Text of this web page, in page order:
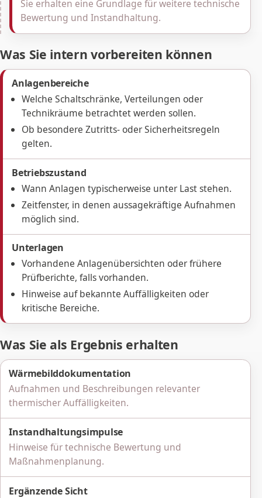
Sie erhalten eine Grundlage für weitere technische
Bewertung und Instandhaltung.
Was Sie intern vorbereiten können
Anlagenbereiche
Welche Schaltschränke, Verteilungen oder
Technikräume betrachtet werden sollen.
Ob besondere Zutritts- oder Sicherheitsregeln
gelten.
Betriebszustand
Wann Anlagen typischerweise unter Last stehen.
Zeitfenster, in denen aussagekräftige Aufnahmen
möglich sind.
Unterlagen
Vorhandene Anlagenübersichten oder frühere
Prüfberichte, falls vorhanden.
Hinweise auf bekannte Auffälligkeiten oder
kritische Bereiche.
Was Sie als Ergebnis erhalten
Wärmebilddokumentation
Aufnahmen und Beschreibungen relevanter
thermischer Auffälligkeiten.
Instandhaltungsimpulse
Hinweise für technische Bewertung und
Maßnahmenplanung.
Ergänzende Sicht